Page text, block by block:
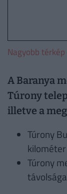
Nagyobb térkép
A Baranya
Túrony
illetve a
Túrony
kilométer
Túrony